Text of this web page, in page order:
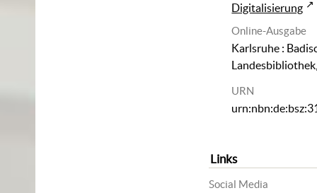
Digitalisierung
Online-Ausgabe
Karlsruhe :
URN
Links
Social Media